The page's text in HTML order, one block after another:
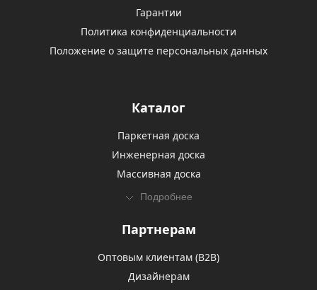
Гарантии
Политика конфиденциальности
Положение о защите персональных данных
Каталог
Паркетная доска
Инженерная доска
Массивная доска
Подробнее
Партнерам
Оптовым клиентам (В2В)
Дизайнерам